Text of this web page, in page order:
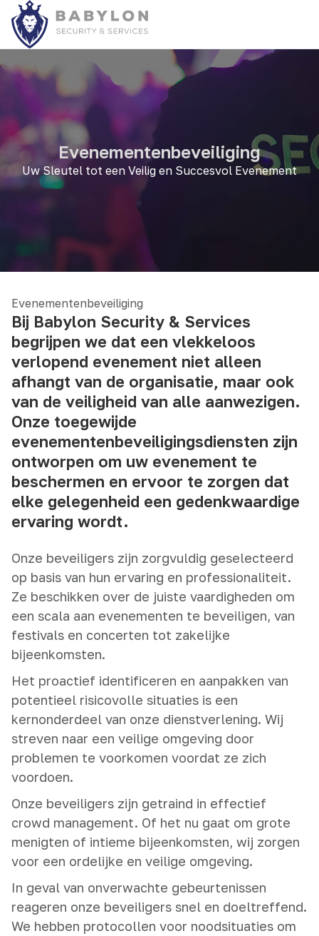
Evenementenbeveiliging
Uw Sleutel tot een Veilig en Succesvol Evenement
Evenementenbeveiliging
Bij Babylon Security & Services
begrijpen we dat een vlekkeloos
verlopend evenement niet alleen
afhangt van de organisatie, maar ook
van de veiligheid van alle aanwezigen.
Onze toegewijde
evenementenbeveiligingsdiensten zijn
ontworpen om uw evenement te
beschermen en ervoor te zorgen dat
elke gelegenheid een gedenkwaardige
ervaring wordt.
Onze beveiligers zijn zorgvuldig geselecteerd
op basis van hun ervaring en professionaliteit.
Ze beschikken over de juiste vaardigheden om
een scala aan evenementen te beveiligen, van
festivals en concerten tot zakelijke
bijeenkomsten.
Het proactief identificeren en aanpakken van
potentieel risicovolle situaties is een
kernonderdeel van onze dienstverlening. Wij
streven naar een veilige omgeving door
problemen te voorkomen voordat ze zich
voordoen.
Onze beveiligers zijn getraind in effectief
crowd management. Of het nu gaat om grote
menigten of intieme bijeenkomsten, wij zorgen
voor een ordelijke en veilige omgeving.
In geval van onverwachte gebeurtenissen
reageren onze beveiligers snel en doeltreffend.
We hebben protocollen voor noodsituaties om